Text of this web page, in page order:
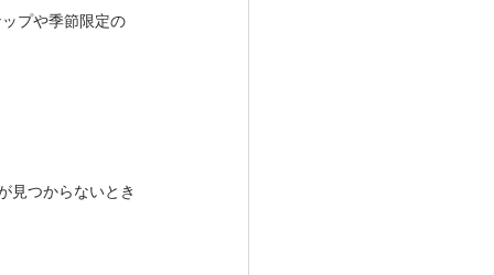
プや季節限定の
つからないとき